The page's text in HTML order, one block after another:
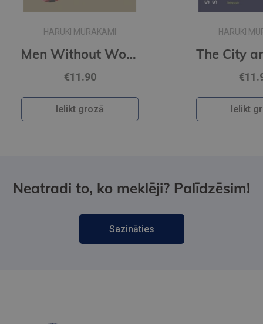
HARUKI MURAKAMI
Neatradi to, ko meklēji? Palīdzēsim!
Sazināties